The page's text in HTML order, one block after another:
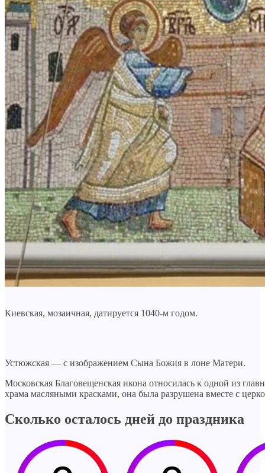
Киевская, мозаичная, датируется 1040-м годом.
Устюжская — с изображением Сына Божия в лоне Матери.
Московская Благовещенская икона относилась к одной из
храма масляными красками, она была разрушена вместе с
Сколько осталось дней до праздника